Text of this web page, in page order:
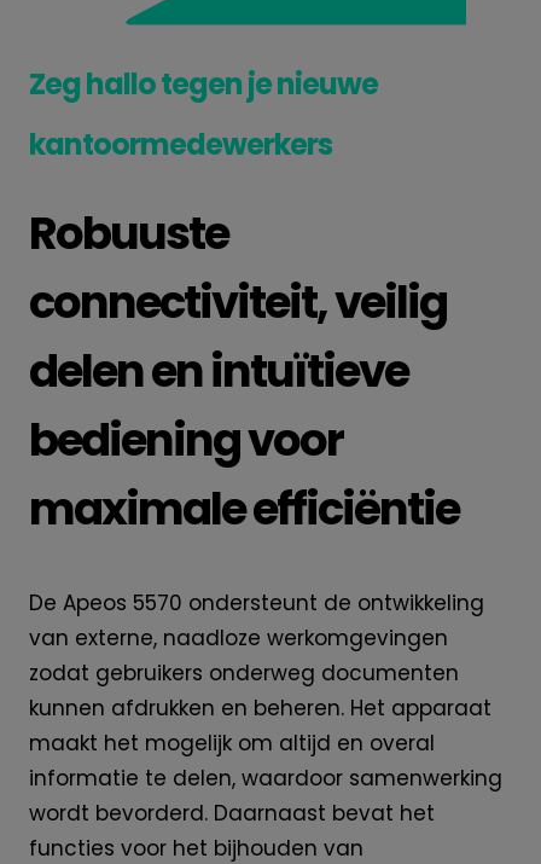
Zeg hallo tegen je nieuwe
kantoormedewerkers
Robuuste
connectiviteit, veilig
delen en intuïtieve
bediening voor
maximale efficiëntie
De Apeos 5570 ondersteunt de ontwikkeling
van externe, naadloze werkomgevingen
zodat gebruikers onderweg documenten
kunnen afdrukken en beheren. Het apparaat
maakt het mogelijk om altijd en overal
informatie te delen, waardoor samenwerking
wordt bevorderd. Daarnaast bevat het
functies voor het bijhouden van